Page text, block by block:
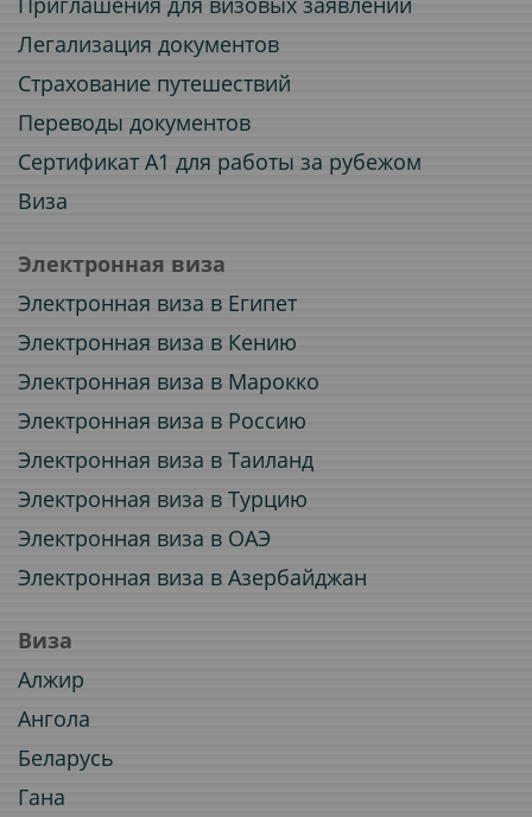
Легализация документов
Страхование путешествий
Переводы документов
Сертификат A1 для работы за рубежом
Виза
Электронная виза
Электронная виза в Египет
Электронная виза в Кению
Электронная виза в Марокко
Электронная виза в Россию
Электронная виза в Таиланд
Электронная виза в Турцию
Электронная виза в ОАЭ
Электронная виза в Азербайджан
Виза
Алжир
Ангола
Беларусь
Гана